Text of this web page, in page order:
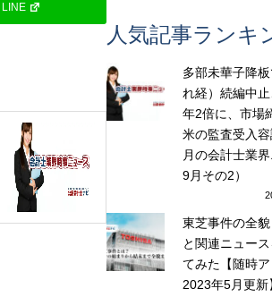
LINE
人気記事ランキ
多部未華子降
れ経）続編中
年2倍に、市場
米の監査受入
月の会計士業
9月その2）
東芝事件の全
と関連ニュー
てみた【随時
2023年5月更新